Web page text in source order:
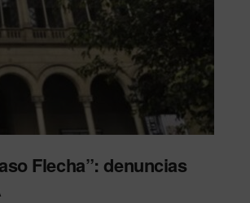
Flecha”: denuncias